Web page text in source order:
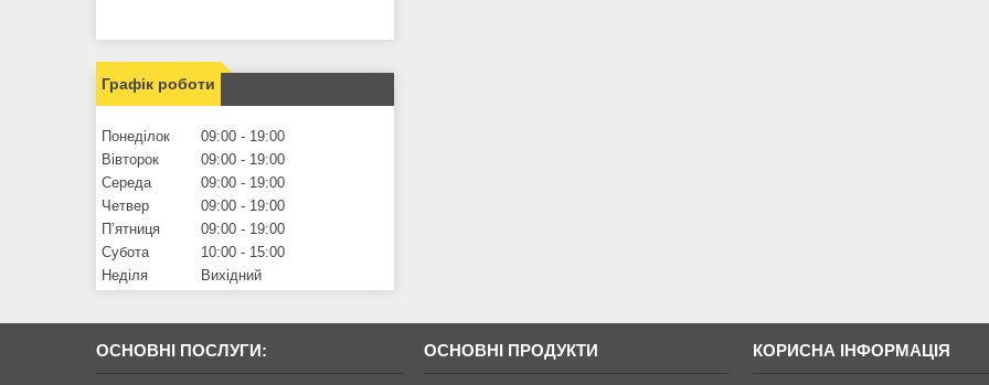
Графік роботи
Понеділок 09:00
19:00
Вівторок
09:00
19:00
Середа
09:00
19:00
Четвер
09:00
19:00
Пʼятниця
09:00
19:00
Субота
10:00
15:00
Неділя
Вихідний
ОСНОВНІ ПОСЛУГИ: ОСНОВНІ ПРОДУКТИ КОРИСНА ІНФОРМАЦІЯ